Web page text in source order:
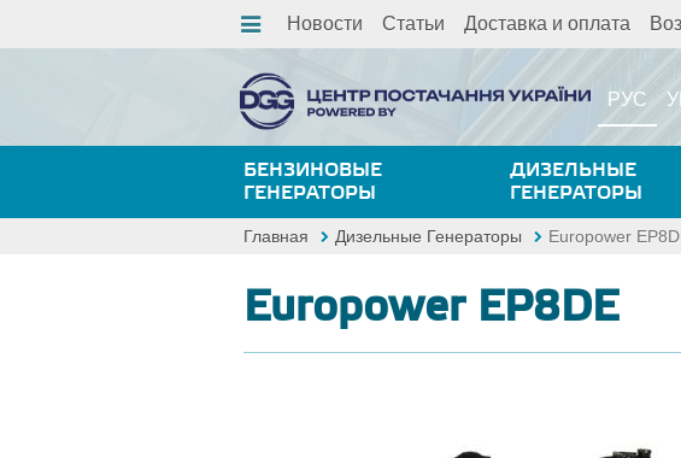
Новости Статьи Доставка и оплата
РУС
БЕНЗИНОВЫЕ
ГЕНЕРАТОРЫ
ДИЗЕЛЬНЫЕ
ГЕНЕРАТОРЫ
Главная Дизельные Генераторы Europower
Europower EP8DE